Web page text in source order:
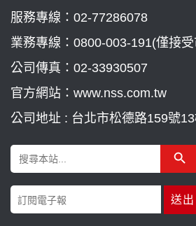
服務專線： 02-77286078
業務專線： 0800-003-191(僅接
公司傳真：02-33930507
官方網站：www.nss.com.tw
公司地址 : 台北市松德路159號
Search
for:
Search Button